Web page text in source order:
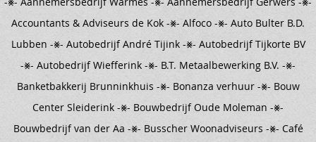
Accountants & Adviseurs de Kok -⨳- Alfoco -⨳- Auto Bulter B.D.
Lubben -⨳- Autobedrijf André Tijink -⨳- Autobedrijf Tijkorte BV
-⨳- Autobedrijf Wiefferink -⨳- B.T. Metaalbewerking B.V. -⨳-
Banketbakkerij Brunninkhuis -⨳- Bonanza verhuur -⨳- Bouw
Center Sleiderink -⨳- Bouwbedrijf Oude Moleman -⨳-
Bouwbedrijf van der Aa -⨳- Busscher Woonadviseurs -⨳- Café